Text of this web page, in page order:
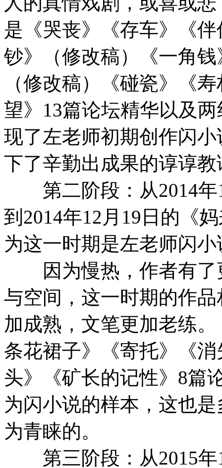
是《哭丧》《存车》《
钞》（修改稿）《一角
（修改稿）《碰瓷》《
望》13篇论坛精华以及
现了左老师初期创作闪
下了辛勤出成果的谆谆教
第二阶段：从2014年
到2014年12月19日的《
为这一时期是左老师闪
因为慢热，作者有了
与空间，这一时期的作
加成熟，文笔更加老练
条花裙子》《寄托》《
头》《矿长的记性》8篇
为闪小说的样本，这也
为青睐的。
第三阶段：从2015年1